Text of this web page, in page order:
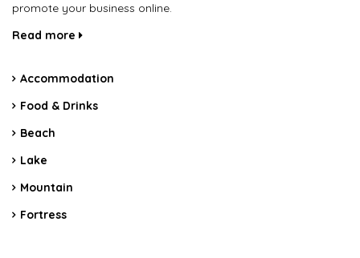
promote your business online.
Read more
Accommodation
Food & Drinks
Beach
Lake
Mountain
Fortress